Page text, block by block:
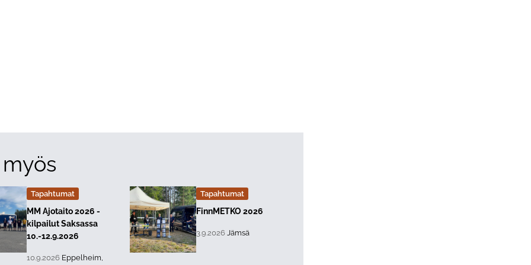
Tapahtumat
Lue lisää about event "
MM Ajotaito 2026 -
kilpailut Saksassa
10.-12.9.2026
, Tapahtuman päiväys:
10.9.2026 Sijainti:
Eppelheim,
Tapahtumat
Lue lisää about event "
FinnMETKO 2026
, Tapahtuman päiväys:
3.9.2026 Sijainti:
Jämsä